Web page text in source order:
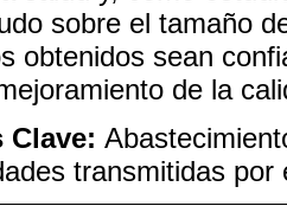
sobre el tamaño
obtenidos sean
de la
Clave:
transmitidas